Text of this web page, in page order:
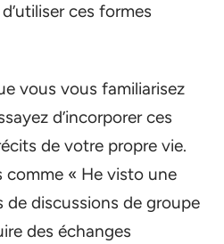
ces formes
vous vous familiarisez
d’incorporer ces
de votre propre vie.
comme « He visto une
de discussions de groupe
des échanges